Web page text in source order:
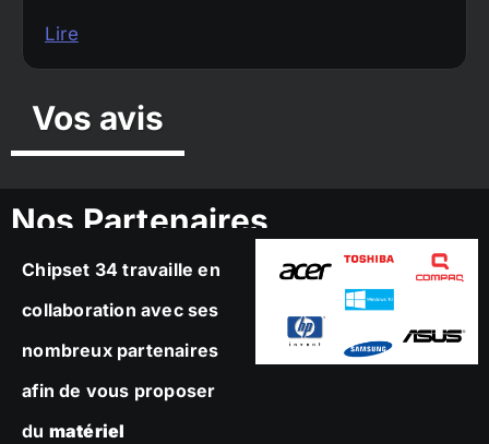
Lire
Vos avis
Nos Partenaires
Chipset 34 travaille en
collaboration avec ses
nombreux partenaires
afin de vous proposer
du matériel